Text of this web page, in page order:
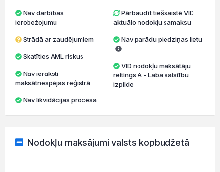
ierobežojumu
Strādā ar zaudējumiem
Skatīties AML riskus
maksātnespējas reģistrā
Nav likvidācijas procesa
Pārbaudīt tiešsaistē VID
aktuālo nodokļu samaksu
Nav parādu piedziņas lietu
VID nodokļu maksātāju
reitings A - Laba saistību
izpilde
Nodokļu maksājumi valsts kopbudžetā